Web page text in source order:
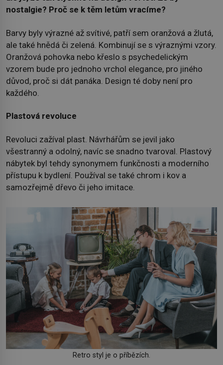
nostalgie? Proč se k těm letům vracíme?
Barvy byly výrazné až svítivé, patří sem oranžová a žlutá,
ale také hnědá či zelená. Kombinují se s výraznými vzory.
Oranžová pohovka nebo křeslo s psychedelickým
vzorem bude pro jednoho vrchol elegance, pro jiného
důvod, proč si dát panáka. Design té doby není pro
každého.
Plastová revoluce
Revoluci zažíval plast. Návrhářům se jevil jako
všestranný a odolný, navíc se snadno tvaroval. Plastový
nábytek byl tehdy synonymem funkčnosti a moderního
přístupu k bydlení. Používal se také chrom i kov a
samozřejmě dřevo či jeho imitace.
Retro styl je o příbězích.